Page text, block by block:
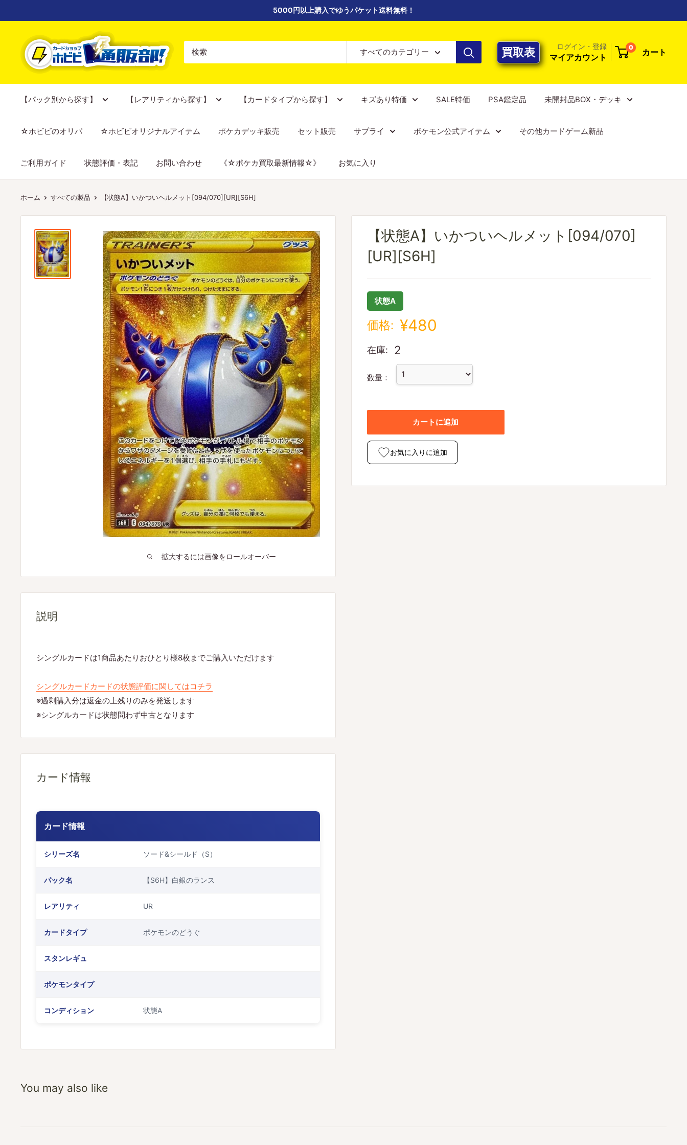
ン
5000円以上購入でゆうパケット送料無料！
【ポ
ケ
カ
門
シ
ョ
ッ
すべてのカテゴリー 買取表 ログイン・登録
マイアカウント
0 カート
【パック別から探す】 【レアリティから探す】 【カードタイプから探す】 キズあり特価 SALE特価 PSA鑑定品 未開封品BOX・デッキ
☆ホビビのオリパ ☆ホビビオリジナルアイテム ポケカデッキ販売 セット販売 サプライ ポケモン公式アイテム その他カードゲーム新品
ご利用ガイド 状態評価・表記 お問い合わせ 《☆ポケカ買取最新情報☆》 お気に入り
ホーム すべての製品 【状態A】いかついヘルメット[094/070][UR][S6H]
拡大するには画像をロールオーバー
【状態A】いかついヘルメット[094/070]
[UR][S6H]
状態A
価格: ¥480
在庫: 2
数量：
カートに追加
お気に入りに追加
説明
シングルカードは1商品あたりおひとり様8枚までご購入いただけます
シングルカードカードの状態評価に関してはコチラ
※過剰購入分は返金の上残りのみを発送します
※シングルカードは状態問わず中古となります
カード情報
カード情報
シリーズ名 ソード&シールド（S）
パック名 【S6H】白銀のランス
レアリティ UR
カードタイプ ポケモンのどうぐ
スタンレギュ
ポケモンタイプ
コンディション 状態A
You may also like